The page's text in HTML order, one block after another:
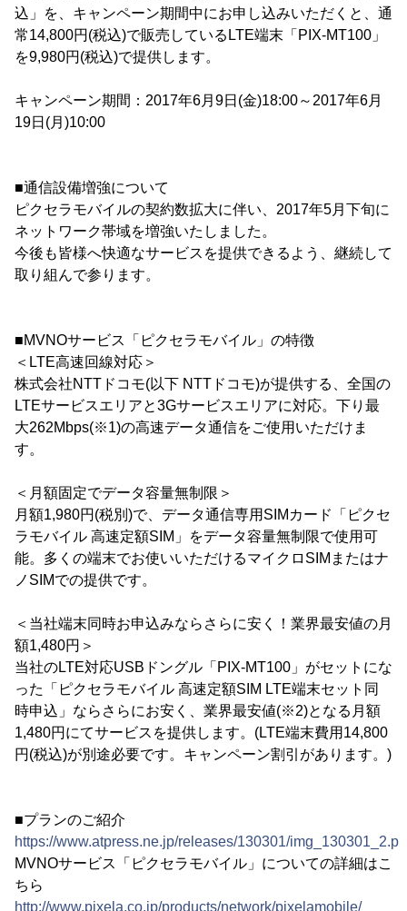
込」を、キャンペーン期間中にお申し込みいただくと、通
常14,800円(税込)で販売しているLTE端末「PIX-MT100」
を9,980円(税込)で提供します。
キャンペーン期間：2017年6月9日(金)18:00～2017年6月
19日(月)10:00
■通信設備増強について
ピクセラモバイルの契約数拡大に伴い、2017年5月下旬に
ネットワーク帯域を増強いたしました。
今後も皆様へ快適なサービスを提供できるよう、継続して
取り組んで参ります。
■MVNOサービス「ピクセラモバイル」の特徴
＜LTE高速回線対応＞
株式会社NTTドコモ(以下 NTTドコモ)が提供する、全国の
LTEサービスエリアと3Gサービスエリアに対応。下り最
大262Mbps(※1)の高速データ通信をご使用いただけま
す。
＜月額固定でデータ容量無制限＞
月額1,980円(税別)で、データ通信専用SIMカード「ピクセ
ラモバイル 高速定額SIM」をデータ容量無制限で使用可
能。多くの端末でお使いいただけるマイクロSIMまたはナ
ノSIMでの提供です。
＜当社端末同時お申込みならさらに安く！業界最安値の月
額1,480円＞
当社のLTE対応USBドングル「PIX-MT100」がセットにな
った「ピクセラモバイル 高速定額SIM LTE端末セット同
時申込」ならさらにお安く、業界最安値(※2)となる月額
1,480円にてサービスを提供します。(LTE端末費用14,800
円(税込)が別途必要です。キャンペーン割引があります。)
■プランのご紹介
https://www.atpress.ne.jp/releases/130301/
MVNOサービス「ピクセラモバイル」についての詳細はこ
ちら
http://www.pixela.co.jp/products/network/pixelamobile/